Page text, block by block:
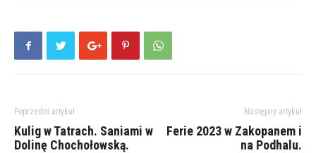
Poprzedni artykuł
Kulig w Tatrach. Saniami w
Dolinę Chochołowską.
Następny artykuł
Ferie 2023 w Zakopanem i
na Podhalu.